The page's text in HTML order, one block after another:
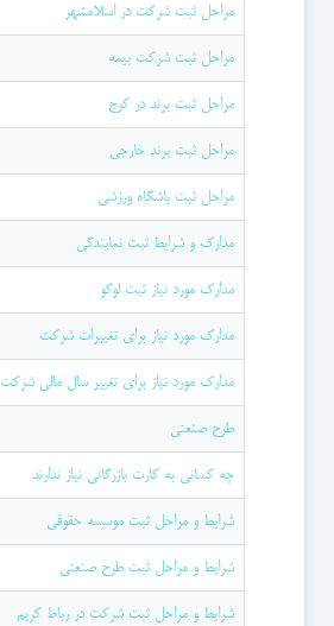
مراحل ثبت شرکت در اسلامشهر
مراحل ثبت شرکت بیمه
مراحل ثبت برند در کرج
مراحل ثبت برند خارجی
مراحل ثبت باشگاه ورزشی
مدارک و شرایط ثبت نمایندگی
مدارک مورد نیاز ثبت لوگو
مدارک مورد نیاز برای تغییرات شرکت
مدارک مورد نیاز برای تغییر سال مالی شرکت
طرح صنعتی
چه کسانی به کارت بازرگانی نیاز ندارند
شرایط و مراحل ثبت موسسه حقوقی
شرایط و مراحل ثبت طرح صنعتی
شرایط و مراحل ثبت شرکت در رباط کریم